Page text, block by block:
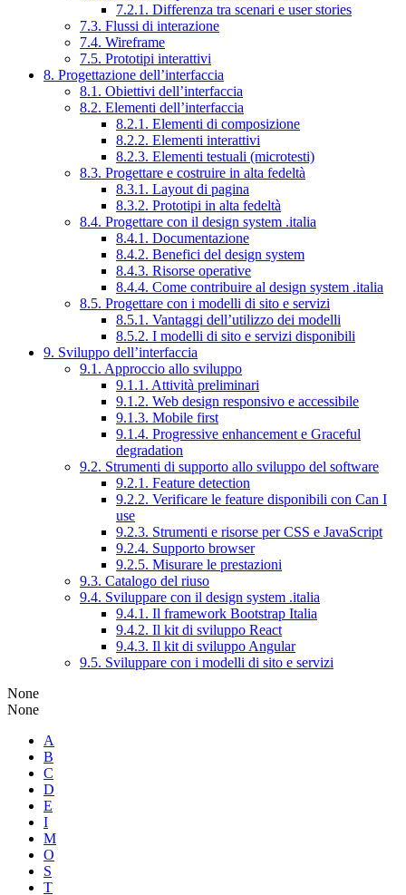
7.2.1. Differenza tra scenari e user stories
7.3. Flussi di interazione
7.4. Wireframe
7.5. Prototipi interattivi
8. Progettazione dell’interfaccia
8.1. Obiettivi dell’interfaccia
8.2. Elementi dell’interfaccia
8.2.1. Elementi di composizione
8.2.2. Elementi interattivi
8.2.3. Elementi testuali (microtesti)
8.3. Progettare e costruire in alta fedeltà
8.3.1. Layout di pagina
8.3.2. Prototipi in alta fedeltà
8.4. Progettare con il design system .italia
8.4.1. Documentazione
8.4.2. Benefici del design system
8.4.3. Risorse operative
8.4.4. Come contribuire al design system .italia
8.5. Progettare con i modelli di sito e servizi
8.5.1. Vantaggi dell’utilizzo dei modelli
8.5.2. I modelli di sito e servizi disponibili
9. Sviluppo dell’interfaccia
9.1. Approccio allo sviluppo
9.1.1. Attività preliminari
9.1.2. Web design responsivo e accessibile
9.1.3. Mobile first
9.1.4. Progressive enhancement e Graceful
degradation
9.2. Strumenti di supporto allo sviluppo del software
9.2.1. Feature detection
9.2.2. Verificare le feature disponibili con Can I
use
9.2.3. Strumenti e risorse per CSS e JavaScript
9.2.4. Supporto browser
9.2.5. Misurare le prestazioni
9.3. Catalogo del riuso
9.4. Sviluppare con il design system .italia
9.4.1. Il framework Bootstrap Italia
9.4.2. Il kit di sviluppo React
9.4.3. Il kit di sviluppo Angular
9.5. Sviluppare con i modelli di sito e servizi
None
None
A
B
C
D
E
I
M
O
S
T